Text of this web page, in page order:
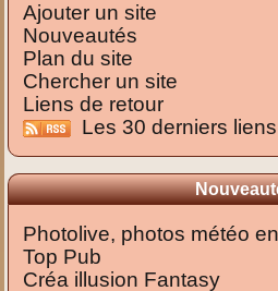
Ajouter un site
Nouveautés
Plan du site
Chercher un site
Liens de retour
Les 30 derniers liens
Photolive, photos météo
Top Pub
Créa illusion Fantasy